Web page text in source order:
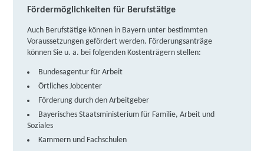
Eriagstraße 2, 85053 IngolstadtPartner
weitere Informationen
21, 85051 Ingolstadt Partner
weitere Informationen
Lernstudio Barbarossa / MegaKids Fortbildungs
GmbH | Milchstraße 14, 85049 Ingolstadt
Fördermöglichkeiten für Berufstätige
Auch Berufstätige können in Bayern unter bestimmten
Voraussetzungen gefördert werden. Förderungsanträge
können Sie u. a. bei folgenden Kostenträgern stellen:
Bundesagentur für Arbeit
Örtliches Jobcenter
Förderung durch den Arbeitgeber
Bayerisches Staatsministerium für Familie, Arbeit und
Soziales
Kammern und Fachschulen